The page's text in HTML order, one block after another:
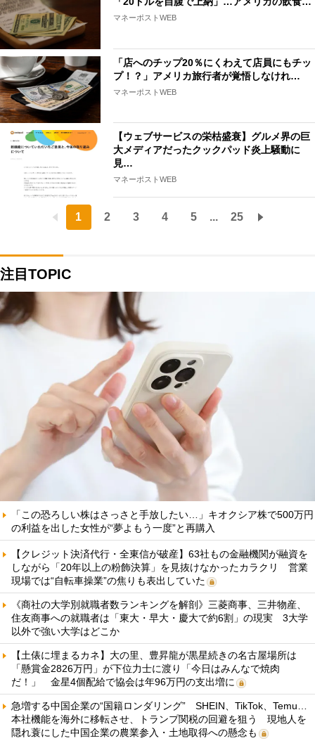
マネーポストWEB
「店へのチップ20％にくわえて店員にもチッ
プ！？」アメリカ旅行者が覚悟しなけれ…
マネーポストWEB
【ウェブサービスの栄枯盛衰】グルメ界の巨
大メディアだったクックパッド炎上騒動に
見…
マネーポストWEB
1 2 3 4 5 ... 25
注目TOPIC
「この恐ろしい株はさっさと手放したい…」キオクシア株で500万円
の利益を出した女性が“夢よもう一度”と再購入
【クレジット決済代行・全東信が破産】63社もの金融機関が融資を
しながら「20年以上の粉飾決算」を見抜けなかったカラクリ 営業
現場では“自転車操業”の焦りも表出していた
《商社の大学別就職者数ランキングを解剖》三菱商事、三井物産、
住友商事への就職者は「東大・早大・慶大で約6割」の現実 3大学
以外で強い大学はどこか
【土俵に埋まるカネ】大の里、豊昇龍が黒星続きの名古屋場所は
「懸賞金2826万円」が下位力士に渡り「今日はみんなで焼肉
だ！」 金星4個配給で協会は年96万円の支出増に
急増する中国企業の“国籍ロンダリング” SHEIN、TikTok、Temu…
本社機能を海外に移転させ、トランプ関税の回避を狙う 現地人を
隠れ蓑にした中国企業の農業参入・土地取得への懸念も